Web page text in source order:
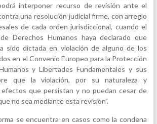
interponer recurso de revisión ante el
una resolución judicial firme, con arreglo
de cada orden jurisdiccional, cuando el
Derechos Humanos haya declarado que
sido dictada en violación de alguno de los
en el Convenio Europeo para la Protección
y Libertades Fundamentales y sus
que la violación, por su naturaleza y
efectos que persistan y no puedan cesar de
no sea mediante esta revisión”.
se encuentra en casos como la condena